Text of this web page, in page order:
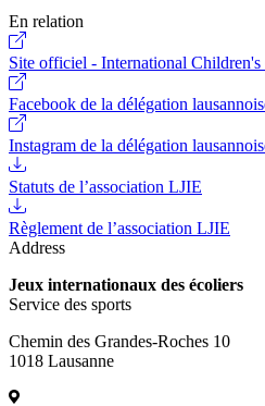
En relation
Site officiel - International Children's
Facebook de la délégation
Instagram de la délégation
Statuts de l’association LJIE
Règlement de l’association LJIE
Address
Jeux internationaux des écoliers
Service des sports
Chemin des Grandes-Roches 10
1018 Lausanne